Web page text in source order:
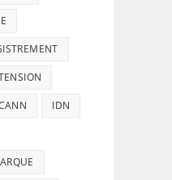
IDN